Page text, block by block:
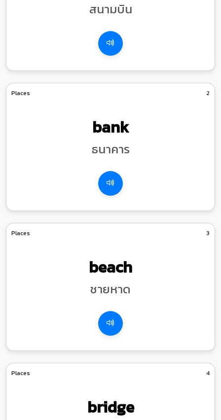
สนามบิน
Places 2
bank
ธนาคาร
Places 3
beach
ชายหาด
Places 4
bridge